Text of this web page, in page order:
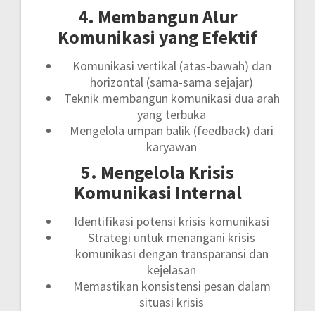
4. Membangun Alur
Komunikasi yang Efektif
Komunikasi vertikal (atas-bawah) dan
horizontal (sama-sama sejajar)
Teknik membangun komunikasi dua arah
yang terbuka
Mengelola umpan balik (feedback) dari
karyawan
5. Mengelola Krisis
Komunikasi Internal
Identifikasi potensi krisis komunikasi
Strategi untuk menangani krisis
komunikasi dengan transparansi dan
kejelasan
Memastikan konsistensi pesan dalam
situasi krisis